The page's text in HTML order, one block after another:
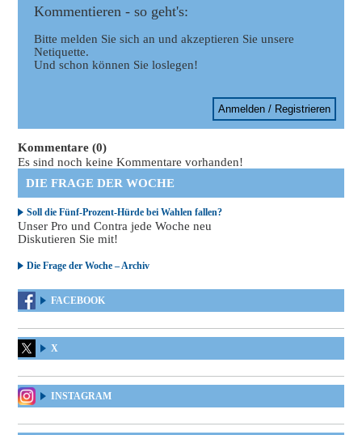
Kommentieren - so geht's:
Bitte melden Sie sich an und akzeptieren Sie unsere
Netiquette.
Und schon können Sie loslegen!
Anmelden / Registrieren
Kommentare (0)
Es sind noch keine Kommentare vorhanden!
DIE FRAGE DER WOCHE
Soll die Fünf-Prozent-Hürde bei Wahlen fallen?
Unser Pro und Contra jede Woche neu
Diskutieren Sie mit!
Die Frage der Woche – Archiv
FACEBOOK
X
INSTAGRAM